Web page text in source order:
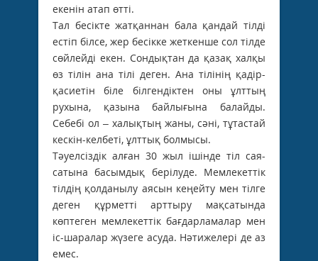
екенін атап өтті.
Тал бесікте жатқаннан бала қандай тілді
естіп білсе, жер бесікке жеткенше сол тілде
сөйлейді екен. Сондықтан да қазақ халқы
өз тілін ана тілі деген. Ана тілінің қадір-
қасиетін біле білгендіктен оны ұлттың
рухына, қазына байлығына балайды.
Себебі ол – халықтың жаны, сәні, тұтастай
кескін-келбеті, ұлттық болмысы.
Тәуелсіздік алған 30 жыл ішінде тіл са­­­­­я­
сатына басымдық берілуде. Мемлекеттік
тілдің қолданылу аясын кеңейту мен тілге
деген құрметті арттыру мақсатында
көптеген мемлекеттік бағдарламалар мен
іс-шаралар жүзеге асуда. Нәтижелері де аз
емес.